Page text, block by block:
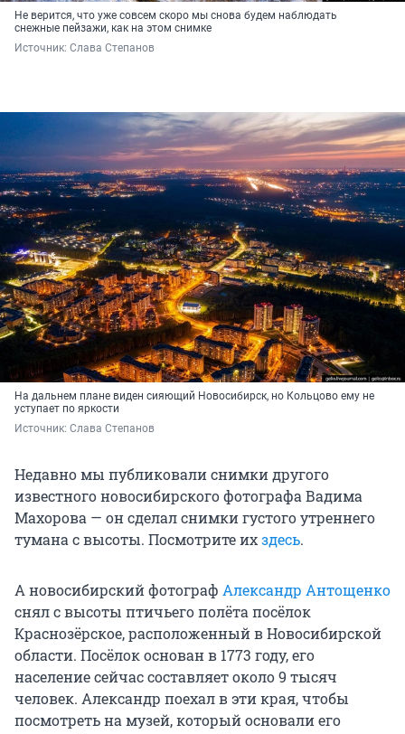
Не верится, что уже совсем скоро мы снова будем наблюдать
снежные пейзажи, как на этом снимке
Источник: Слава Степанов
На дальнем плане виден сияющий Новосибирск, но Кольцово ему не
уступает по яркости
Источник: Слава Степанов
Недавно мы публиковали снимки другого
известного новосибирского фотографа Вадима
Махорова — он сделал снимки густого утреннего
тумана с высоты. Посмотрите ихздесь.
А новосибирский фотограф Александр Антощенко
снял с высоты птичьего полёта посёлок
Краснозёрское, расположенный в Новосибирской
области. Посёлок основан в 1773 году, его
население сейчас составляет около 9 тысяч
человек. Александр поехал в эти края, чтобы
посмотреть на музей, который основали его